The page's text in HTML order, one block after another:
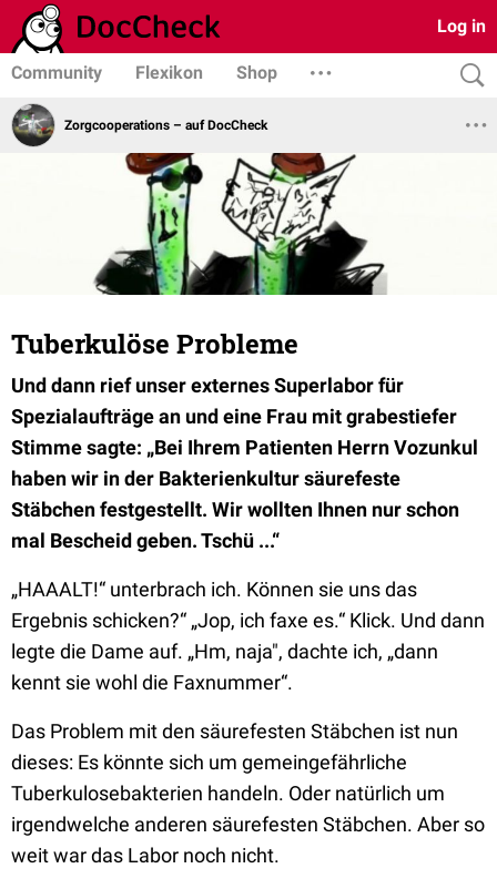
Log in
Community Flexikon Shop
Zorgcooperations – auf DocCheck
Tuberkulöse Probleme
Und dann rief unser externes Superlabor für
Spezialaufträge an und eine Frau mit grabestiefer
Stimme sagte: „Bei Ihrem Patienten Herrn Vozunkul
haben wir in der Bakterienkultur säurefeste
Stäbchen festgestellt. Wir wollten Ihnen nur schon
mal Bescheid geben. Tschü ...“
„HAAALT!“ unterbrach ich. Können sie uns das
Ergebnis schicken?“ „Jop, ich faxe es.“ Klick. Und dann
legte die Dame auf. „Hm, naja", dachte ich, „dann
kennt sie wohl die Faxnummer“.
Das Problem mit den säurefesten Stäbchen ist nun
dieses: Es könnte sich um gemeingefährliche
Tuberkulosebakterien handeln. Oder natürlich um
irgendwelche anderen säurefesten Stäbchen. Aber so
weit war das Labor noch nicht.